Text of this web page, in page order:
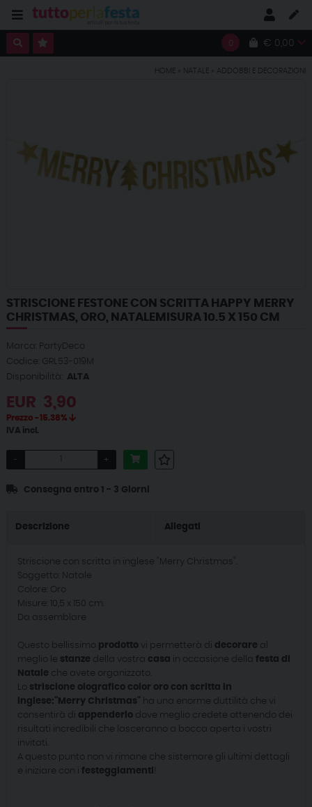
0 € 0,00
HOME NATALE ADDOBBI E DECORAZIONI
STRISCIONE FESTONE CON SCRITTA HAPPY MERRY
CHRISTMAS, ORO, NATALEMISURA 10.5 X 150 CM
Marca: PartyDeco
Codice: GRL53-019M
Disponibilità:
ALTA
EUR 3,90
Prezzo -15.38%
IVA incl.
- +
Consegna entro 1 - 3 Giorni
Descrizione Allegati
Striscione con scritta in inglese "Merry Christmas".
Soggetto: Natale
Colore: Oro
Misure: 10,5 x 150 cm.
Da assemblare
Questo bellissimo prodottovi permetterà di decorare al
meglio le stanze della vostra casa in occasione della
festa di
Natale che avete organizzato.
Lo striscione olografico color oro con scritta in
inglese:"Merry Christmas"
ha una enorme duttilità che vi
consentirà di appenderlodove meglio credete ottenendo dei
risultati incredibili che lasceranno a bocca aperta i vostri
invitati.
A questo punto non vi rimane che sistemare gli ultimi dettagli
e iniziare con i
festeggiamenti